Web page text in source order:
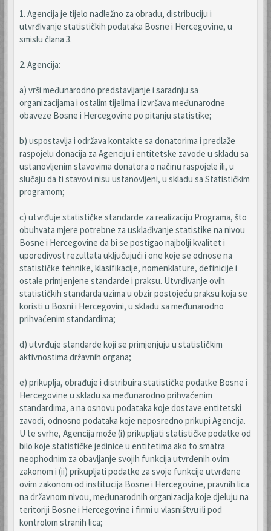
1. Agencija je tijelo nadležno za obradu, distribuciju i
utvrđivanje statističkih podataka Bosne i Hercegovine, u
smislu člana 3.
2. Agencija:
a) vrši međunarodno predstavljanje i saradnju sa
organizacijama i ostalim tijelima i izvršava međunarodne
obaveze Bosne i Hercegovine po pitanju statistike;
b) uspostavlja i održava kontakte sa donatorima i predlaže
raspojelu donacija za Agenciju i entitetske zavode u skladu sa
ustanovljenim stavovima donatora o načinu raspojele ili, u
slučaju da ti stavovi nisu ustanovljeni, u skladu sa Statističkim
programom;
c) utvrđuje statističke standarde za realizaciju Programa, što
obuhvata mjere potrebne za usklađivanje statistike na nivou
Bosne i Hercegovine da bi se postigao najbolji kvalitet i
uporedivost rezultata uključujući i one koje se odnose na
statističke tehnike, klasifikacije, nomenklature, definicije i
ostale primjenjene standarde i praksu. Utvrđivanje ovih
statističkih standarda uzima u obzir postojeću praksu koja se
koristi u Bosni i Hercegovini, u skladu sa međunarodno
prihvaćenim standardima;
d) utvrđuje standarde koji se primjenjuju u statističkim
aktivnostima državnih organa;
e) prikuplja, obrađuje i distribuira statističke podatke Bosne i
Hercegovine u skladu sa međunarodno prihvaćenim
standardima, a na osnovu podataka koje dostave entitetski
zavodi, odnosno podataka koje neposredno prikupi Agencija.
U te svrhe, Agencija može (i) prikupljati statističke podatke od
bilo koje statističke jedinice u entitetima ako to smatra
neophodnim za obavljanje svojih funkcija utvrđenih ovim
zakonom i (ii) prikupljati podatke za svoje funkcije utvrđene
ovim zakonom od institucija Bosne i Hercegovine, pravnih lica
na državnom nivou, međunarodnih organizacija koje djeluju na
teritoriji Bosne i Hercegovine i firmi u vlasništvu ili pod
kontrolom stranih lica;